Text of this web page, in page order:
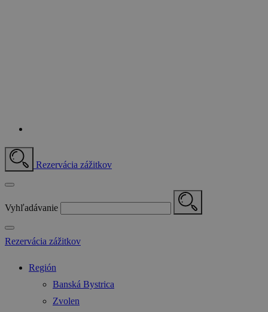
Rezervácia zážitkov
Vyhľadávanie
Rezervácia zážitkov
Región
Banská Bystrica
Zvolen